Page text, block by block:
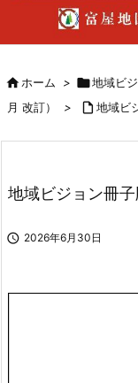
ホーム > 地域ビ
月 改訂）
>  地域ビ
地域ビジョン冊子
 2026年6月30日